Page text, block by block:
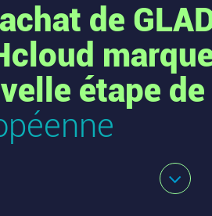
de
étape de